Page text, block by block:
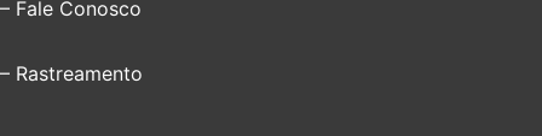
– Fale Conosco
– Rastreamento